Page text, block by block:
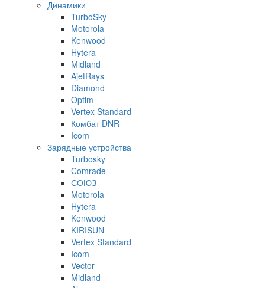
Динамики
TurboSky
Motorola
Kenwood
Hytera
Midland
AjetRays
Diamond
Optim
Vertex Standard
Комбат DNR
Icom
Зарядные устройства
Turbosky
Comrade
СОЮЗ
Motorola
Hytera
Kenwood
KIRISUN
Vertex Standard
Icom
Vector
Midland